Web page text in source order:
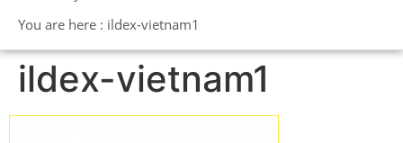
You are here : ildex-vietnam1
ildex-vietnam1